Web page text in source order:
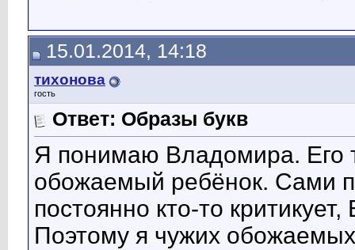
15.01.2014, 14:18
тихонова
гость
Ответ: Образы букв
Я понимаю Владомира. Его
обожаемый ребёнок. Сами
постоянно кто-то
Поэтому я чужих